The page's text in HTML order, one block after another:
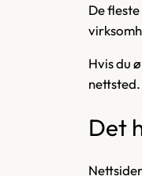
De
Hvis du
nettsted.
Det